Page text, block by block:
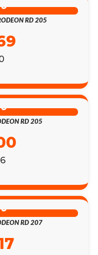
RD 205
RD 205
RD 207